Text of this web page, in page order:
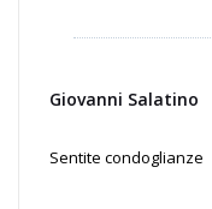
Giovanni Salatino
Sentite condoglianze